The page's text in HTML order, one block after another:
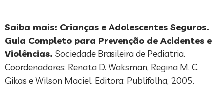
Saiba mais: Crianças e Adolescentes Seguros.
Guia Completo para Prevenção de Acidentes e
Violências. Sociedade Brasileira de Pediatria.
Coordenadores: Renata D. Waksman, Regina M. C.
Gikas e Wilson Maciel. Editora: Publifolha, 2005.